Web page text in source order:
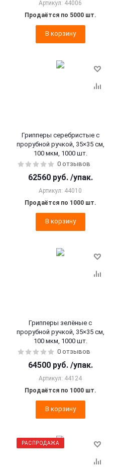
Артикул: 44006
Продаётся по 5000 шт.
В корзину
Грипперы серебристые с
прорубной ручкой, 35×35 см,
100 мкм, 1000 шт.
0 отзывов
62560 руб. /упак.
Артикул: 44010
Продаётся по 1000 шт.
В корзину
Грипперы зелёные с
прорубной ручкой, 35×35 см,
100 мкм, 1000 шт.
0 отзывов
64500 руб. /упак.
Артикул: 44124
Продаётся по 1000 шт.
В корзину
РАСПРОДАЖА